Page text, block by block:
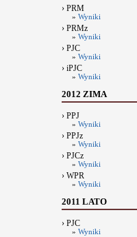
› PRM
» Wyniki
› PRMz
» Wyniki
› PJC
» Wyniki
› iPJC
» Wyniki
2012 ZIMA
› PPJ
» Wyniki
› PPJz
» Wyniki
› PJCz
» Wyniki
› WPR
» Wyniki
2011 LATO
› PJC
» Wyniki